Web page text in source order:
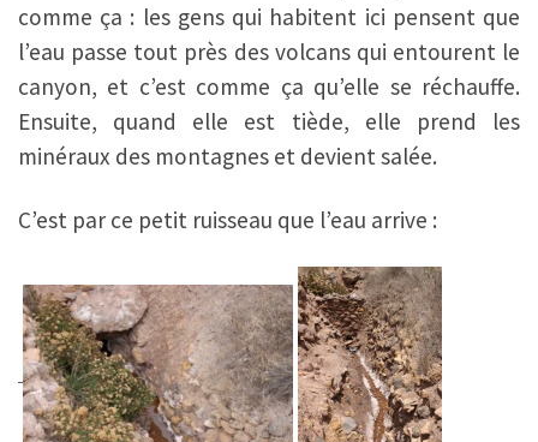
comme ça : les gens qui habitent ici pensent que
l’eau passe tout près des volcans qui entourent le
canyon, et c’est comme ça qu’elle se réchauffe.
Ensuite, quand elle est tiède, elle prend les
minéraux des montagnes et devient salée.
C’est par ce petit ruisseau que l’eau arrive :